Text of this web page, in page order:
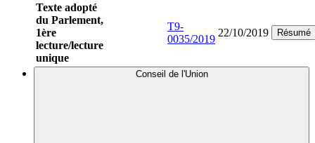
Texte adopté
du Parlement,
1ère
lecture/lecture
unique
T9-
0035/2019
22/10/2019 Résumé
Conseil de l'Union